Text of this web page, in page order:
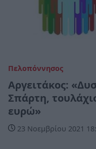
Πελοπόννησος
Αργειτάκος:
Σπάρτη,
ευρώ»
23 Νοεμβρίου 2021